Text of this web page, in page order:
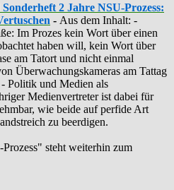
2 Jahre NSU-Prozess:
- Aus dem Inhalt: -
Im Prozes kein Wort über einen
haben will, kein Wort über
am Tatort und nicht einmal
Überwachungskameras am Tattag
Politik und Medien als
Medienvertreter ist dabei für
wie beide auf perfide Art
zu beerdigen.
steht weiterhin zum